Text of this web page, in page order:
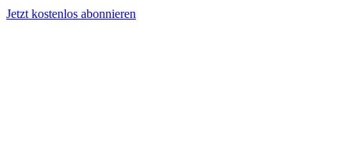
Jetzt kostenlos abonnieren